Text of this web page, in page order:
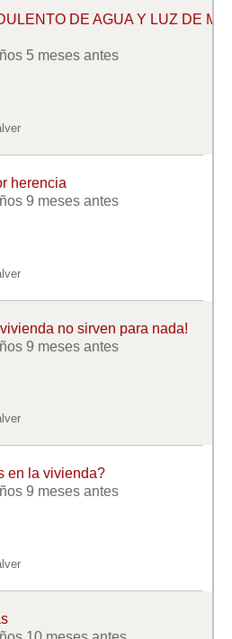
DE AGUA Y LUZ DE MI
5 meses antes
herencia
9 meses antes
no sirven para nada!
9 meses antes
en la vivienda?
9 meses antes